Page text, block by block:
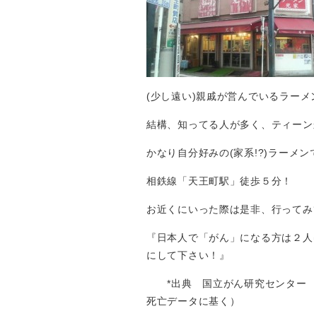
(少し遠い)親戚が営んでいるラーメ
結構、知ってる人が多く、ティー
かなり自分好みの(家系!?)ラーメン
相鉄線「天王町駅」徒歩５分！
お近くにいった際は是非、行ってみ
『日本人で「がん」になる方は２
にして下さい！』
*出典 国立がん研究センター
死亡データに基く）